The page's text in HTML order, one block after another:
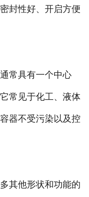
封性好、开启方便
常具有一个中心
常见于化工、液体
器不受污染以及控
其他形状和功能的